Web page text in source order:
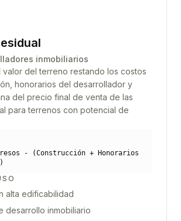
inmobiliarios
valor del terreno restando los costos
honorarios del desarrollador y
del precio final de venta de las
para terrenos con potencial de
- (Construcción + Honorarios
alta edificabilidad
desarrollo inmobiliario